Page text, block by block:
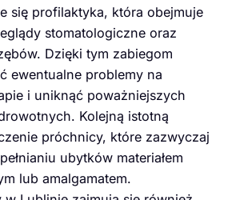
się profilaktyka, która obejmuje
stomatologiczne oraz
Dzięki tym zabiegom
ewentualne problemy na
i uniknąć poważniejszych
Kolejną istotną
próchnicy, które zazwyczaj
ubytków materiałem
lub amalgamatem.